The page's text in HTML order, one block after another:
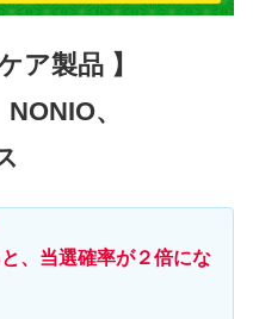
ア製品 】
、
、当選確率が２倍にな